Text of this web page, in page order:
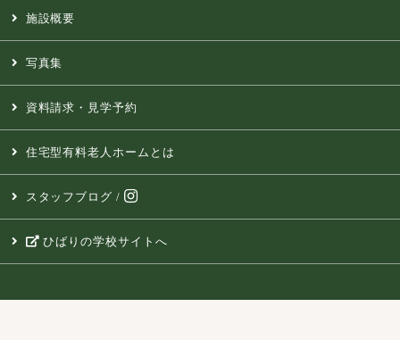
施設概要
写真集
資料請求・見学予約
住宅型有料老人ホームとは
スタッフブログ /
ひばりの学校サイトへ